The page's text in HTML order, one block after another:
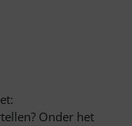
Onder het